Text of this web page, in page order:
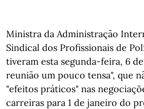
Ministra da Administração
Sindical dos Profissionais de
tiveram esta segunda-feira, 6
reunião um pouco tensa", que
"efeitos práticos" nas
carreiras para 1 de janeiro do